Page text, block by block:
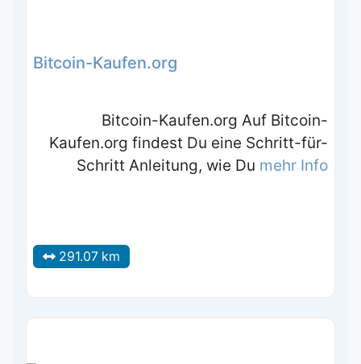
Bitcoin-Kaufen.org
Bitcoin-Kaufen.org Auf Bitcoin-
Kaufen.org findest Du eine Schritt-für-
Schritt Anleitung, wie Du mehr Info
291.07 km